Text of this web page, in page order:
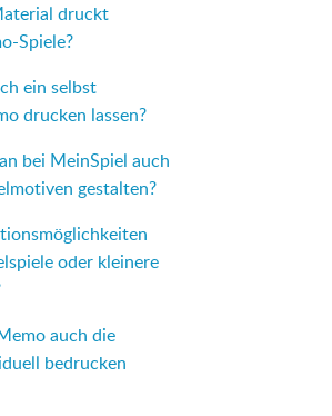
druckt
Spiele?
ein selbst
drucken lassen?
bei MeinSpiel auch
gestalten?
oder kleinere
auch die
bedrucken